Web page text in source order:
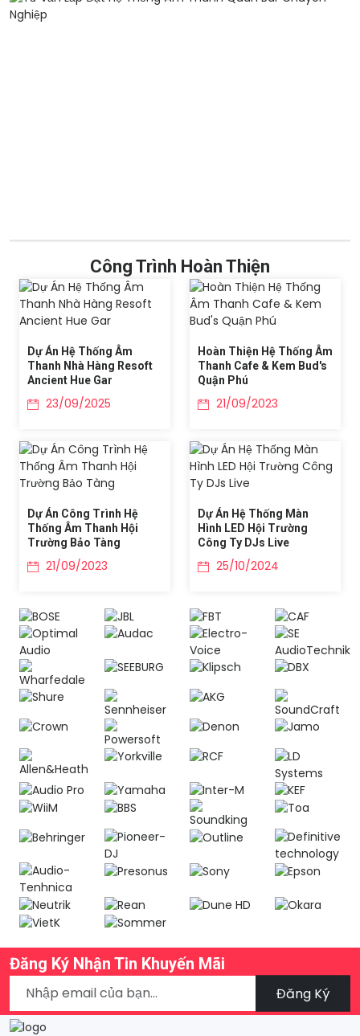
Công Trình Hoàn Thiện
Dự Án Hệ Thống Âm
Thanh Nhà Hàng Resoft
Ancient Hue Gar
23/09/2025
Hoàn Thiện Hệ Thống Âm
Thanh Cafe & Kem Bud's
Quận Phú
21/09/2023
Dự Án Công Trình Hệ
Thống Âm Thanh Hội
Trường Bảo Tàng
21/09/2023
Dự Án Hệ Thống Màn
Hình LED Hội Trường
Công Ty DJs Live
25/10/2024
Đăng Ký Nhận Tin Khuyến Mãi
Đăng Ký